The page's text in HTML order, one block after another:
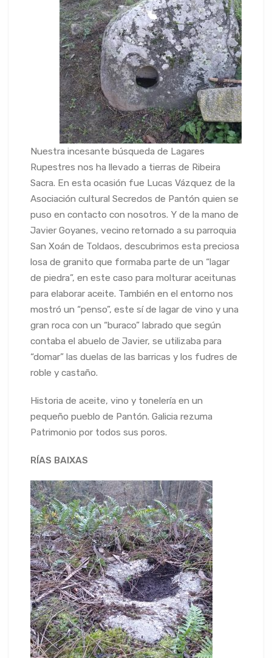
Nuestra incesante búsqueda de Lagares
Rupestres nos ha llevado a tierras de Ribeira
Sacra. En esta ocasión fue Lucas Vázquez de la
Asociación cultural Secredos de Pantón quien se
puso en contacto con nosotros. Y de la mano de
Javier Goyanes, vecino retornado a su parroquia
San Xoán de Toldaos, descubrimos esta preciosa
losa de granito que formaba parte de un “lagar
de piedra”, en este caso para molturar aceitunas
para elaborar aceite. También en el entorno nos
mostró un “penso”, este sí de lagar de vino y una
gran roca con un “buraco” labrado que según
contaba el abuelo de Javier, se utilizaba para
“domar” las duelas de las barricas y los fudres de
roble y castaño.
Historia de aceite, vino y tonelería en un
pequeño pueblo de Pantón. Galicia rezuma
Patrimonio por todos sus poros.
RÍAS BAIXAS